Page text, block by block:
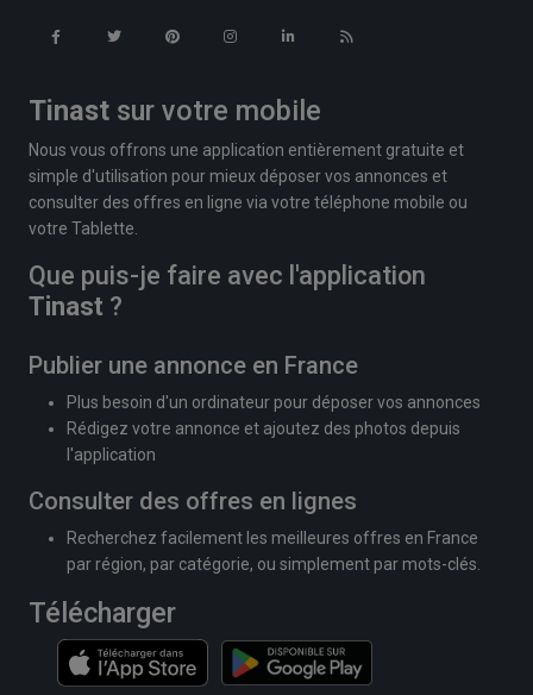
Tinast sur votre mobile
Nous vous offrons une application entièrement gratuite et
simple d'utilisation pour mieux déposer vos annonces et
consulter des offres en ligne via votre téléphone mobile ou
votre Tablette.
Que puis-je faire avec l'application
Tinast ?
Publier une annonce en France
Plus besoin d'un ordinateur pour déposer vos annonces
Rédigez votre annonce et ajoutez des photos depuis
l'application
Consulter des offres en lignes
Recherchez facilement les meilleures offres en France
par région, par catégorie, ou simplement par mots-clés.
Télécharger